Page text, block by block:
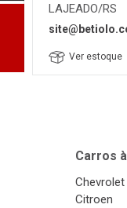
LAJEADO/RS
Ver estoque
Carros
Chevrolet
Citroen